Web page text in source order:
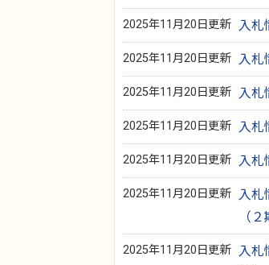
2025年11月20日更新 入札
2025年11月20日更新 入札
2025年11月20日更新 入札
2025年11月20日更新 入札
2025年11月20日更新 入札
2025年11月20日更新
入札
（２
2025年11月20日更新
入札